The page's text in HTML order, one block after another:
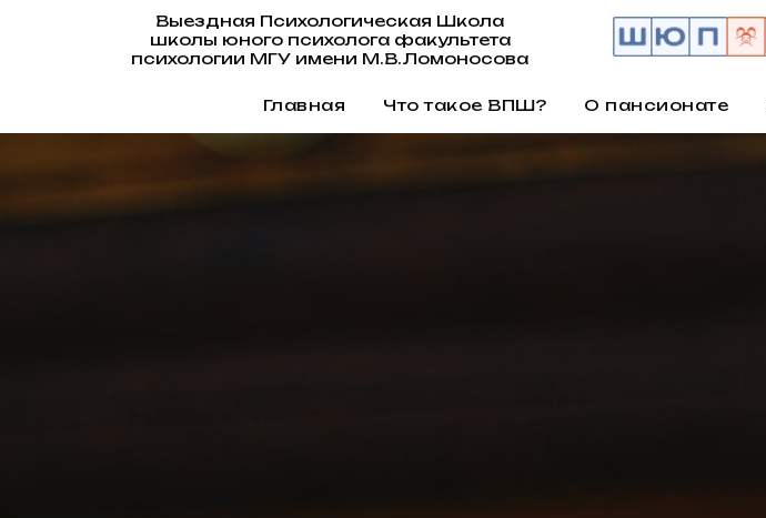
Выездная Психологическая Школа
школы юного психолога факультета
психологии МГУ имени М.В.Ломоносова
Главная Что такое ВПШ? О пансионате